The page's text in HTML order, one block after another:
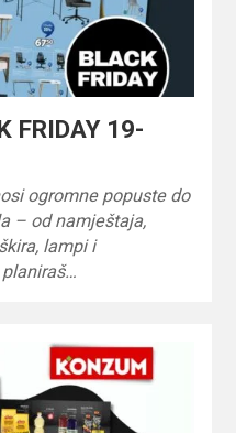
FRIDAY 19-
ogromne popuste do
– od namještaja,
lampi i